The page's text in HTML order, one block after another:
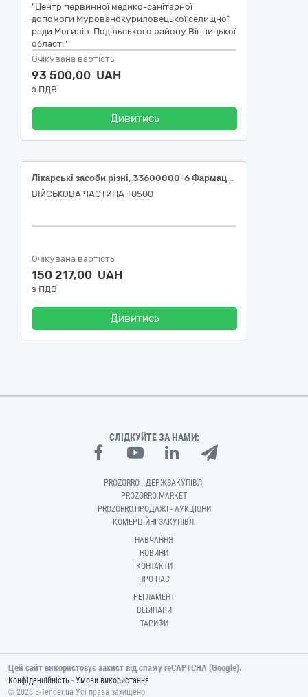
"Центр первинної медико-санітарної
допомоги Мурованокуриловецької селищної
ради Могилів-Подільського району Вінницької
області"
Очікувана вартість
93 500,00 UAH
з ПДВ
Дивитись
Лікарські засоби різні, 33600000-6 Фармацевтична продукція за ДК 021:2015
ВІЙСЬКОВА ЧАСТИНА Т0500
Очікувана вартість
150 217,00 UAH
з ПДВ
Дивитись
СЛІДКУЙТЕ ЗА НАМИ:
PROZORRO - ДЕРЖЗАКУПІВЛІ
PROZORRO MARKET
PROZORRO.ПРОДАЖІ - АУКЦІОНИ
КОМЕРЦІЙНІ ЗАКУПІВЛІ
НАВЧАННЯ
НОВИНИ
КОНТАКТИ
ПРО НАС
РЕГЛАМЕНТ
ВЕБІНАРИ
ТАРИФИ
Цей сайт використовує захист від спаму reCAPTCHA (Google).
Конфіденційність - Умови використання
© 2026 E-Tender.ua Усі права захищено